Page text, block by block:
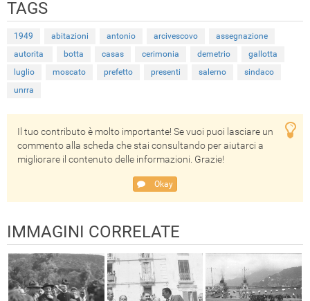
TAGS
1949 abitazioni antonio arcivescovo
assegnazione
autorita
botta casas cerimonia demetrio
gallotta
luglio
moscato prefetto presenti salerno
sindaco
unrra
Il tuo contributo è molto importante! Se vuoi puoi lasciare un
commento alla scheda che stai consultando per aiutarci a
migliorare il contenuto delle informazioni. Grazie!
Okay
IMMAGINI CORRELATE